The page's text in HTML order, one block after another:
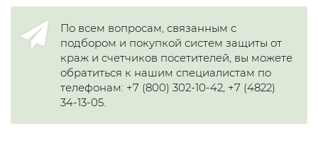
По всем вопросам, связанным с
подбором и покупкой систем защиты от
краж и счетчиков посетителей, вы можете
обратиться к нашим специалистам по
телефонам: +7 (800) 302-10-42, +7 (4822)
34-13-05.